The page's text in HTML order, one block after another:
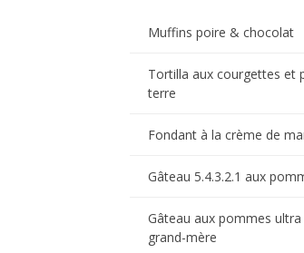
Muffins poire & chocolat
Tortilla aux courgettes et
terre
Fondant à la crème de
Gâteau 5.4.3.2.1 aux
Gâteau aux pommes
grand-mère